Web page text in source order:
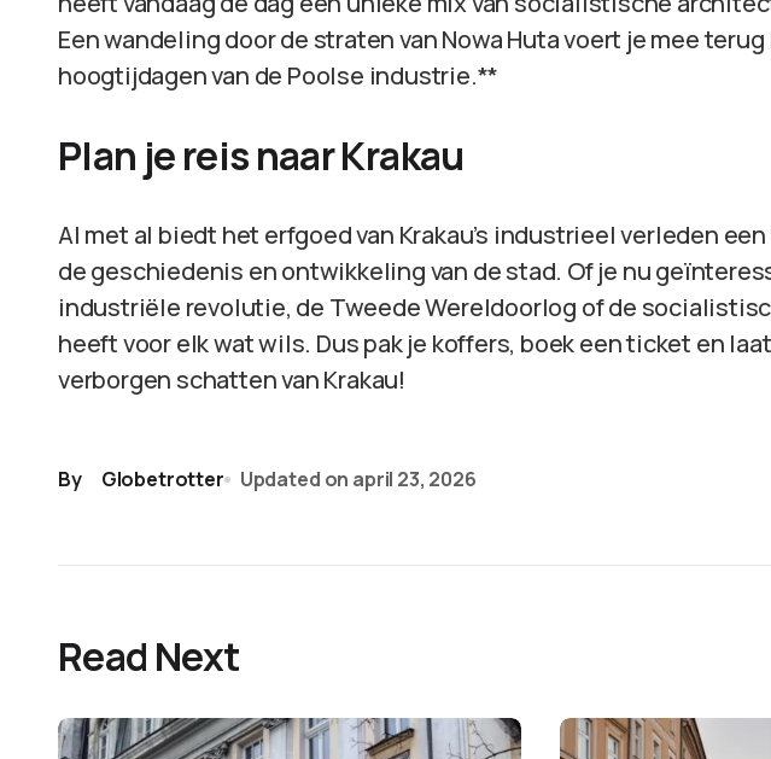
Een wandeling door de straten van Nowa Huta voert je mee
hoogtijdagen van de Poolse industrie.**
Plan je reis naar Krakau
Al met al biedt het erfgoed van Krakau’s industrieel verleden
de geschiedenis en ontwikkeling van de stad. Of je nu
industriële revolutie, de Tweede Wereldoorlog of de
heeft voor elk wat wils. Dus pak je koffers, boek een ticket en
verborgen schatten van Krakau!
By Globetrotter Updated on april 23, 2026
Read Next